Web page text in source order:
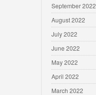
September 2022
August 2022
July 2022
June 2022
May 2022
April 2022
March 2022